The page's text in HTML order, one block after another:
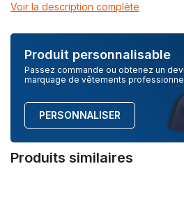
Voir la description complète
Produit personnalisable
Passez commande ou obtenez un
marquage de vêtements
PERSONNALISER
Produits similaires